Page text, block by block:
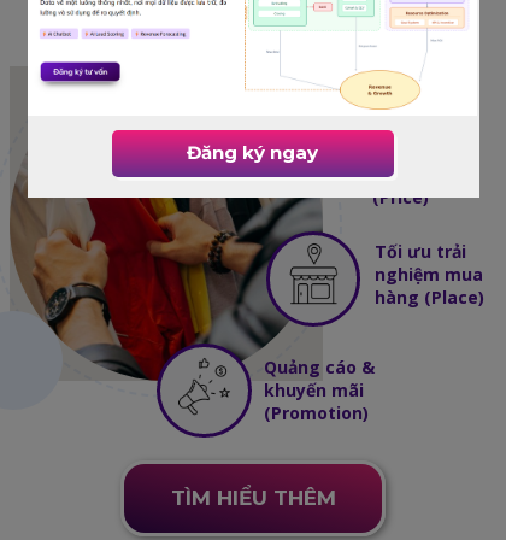
Định giá
thông
minh
(Price)
Tối ưu trải
nghiệm mua
hàng (Place)
Quảng cáo &
khuyến mãi
(Promotion)
Thiết kế sản phẩm
(Product)
TÌM HIỂU THÊM
Đăng ký ngay